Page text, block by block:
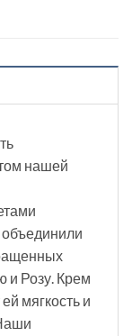
нашей
и Розу. Крем
мягкость и